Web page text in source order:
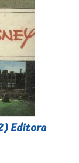
Editora